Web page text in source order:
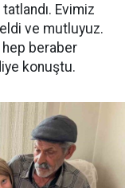
Evimiz
ve mutluyuz.
beraber
konuştu.